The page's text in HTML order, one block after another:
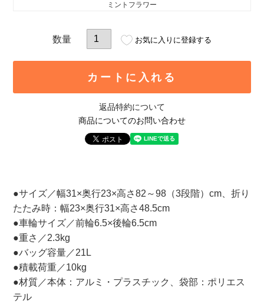
ミントフラワー
お気に入りに登録する
カートに入れる
返品特約について
商品についてのお問い合わせ
●サイズ／幅31×奥行23×高さ82～98（3段階）cm、折り
たたみ時：幅23×奥行31×高さ48.5cm
●車輪サイズ／前輪6.5×後輪6.5cm
●重さ／2.3kg
●バッグ容量／21L
●積載荷重／10kg
●材質／本体：アルミ・プラスチック、袋部：ポリエス
テル